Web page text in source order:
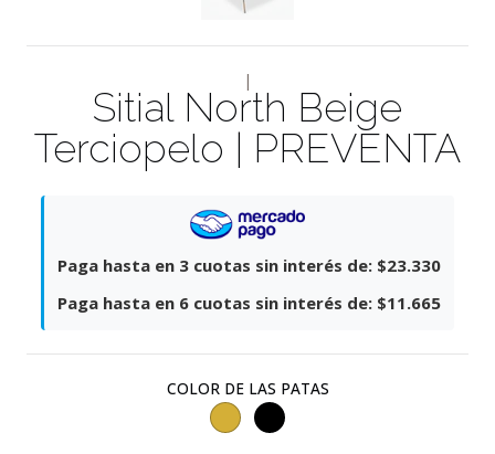
|
Sitial North Beige
Terciopelo | PREVENTA
Paga hasta en 3 cuotas sin interés de: $23.330
Paga hasta en 6 cuotas sin interés de: $11.665
COLOR DE LAS PATAS